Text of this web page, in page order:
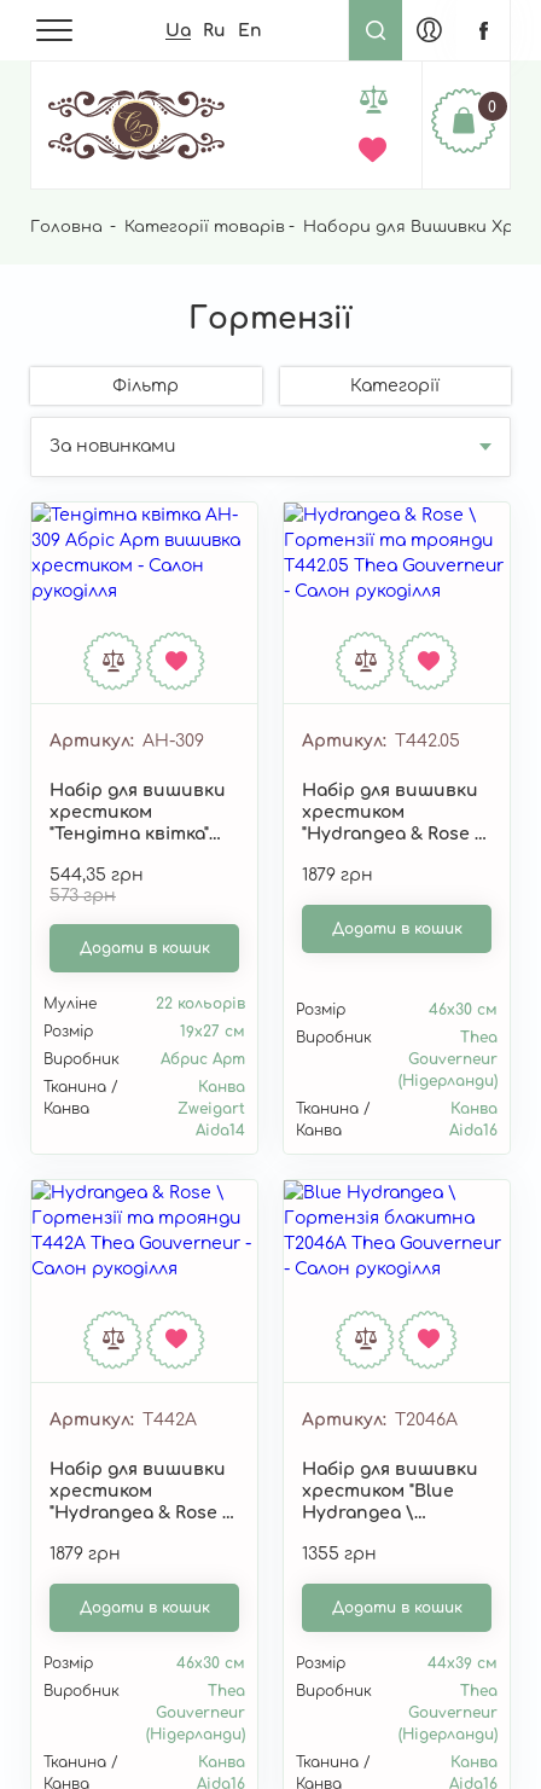
Ua Ru En
0
Рядок
Головна Категорії товарів Набори для Вишивки
Гортензії
Фільтр Категорії
Артикул AH-309
Набір для вишивки
хрестиком
"Тендітна квітка"
544,35 грн
573 грн
Додати в кошик
Муліне
22 кольорів
Розмір
19x27 см
Виробник
Абрис Арт
Тканина /
Канва
Канва
Zweigart
Aida14
Артикул T442.05
Набір для вишивки
хрестиком
"Hydrangea & Rose \
троянди" T442.05
1879 грн
Додати в кошик
Розмір
46х30 см
Виробник
Thea
Gouverneur
(Нідерланди)
Тканина /
Канва
Канва
Aida16
Артикул T442A
Набір для вишивки
хрестиком
"Hydrangea & Rose \
троянди" T442A
1879 грн
Додати в кошик
Розмір
46х30 см
Виробник
Thea
Gouverneur
(Нідерланди)
Тканина /
Канва
Канва
Aida16
Артикул T2046A
Набір для вишивки
хрестиком "Blue
Hydrangea \
блакитна" T2046A
1355 грн
Додати в кошик
Розмір
44х39 см
Виробник
Thea
Gouverneur
(Нідерланди)
Тканина /
Канва
Канва
Aida16